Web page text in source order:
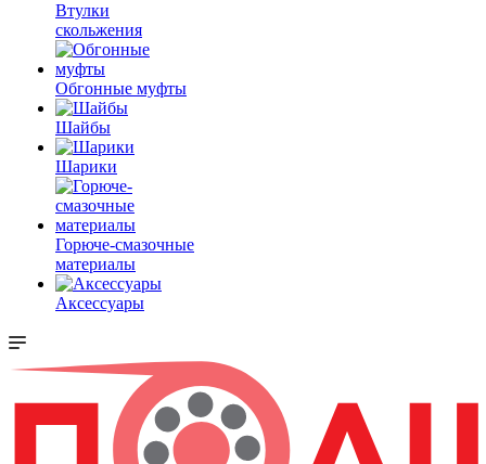
Втулки
скольжения
Обгонные муфты
Шайбы
Шарики
Горюче-смазочные
материалы
Аксессуары